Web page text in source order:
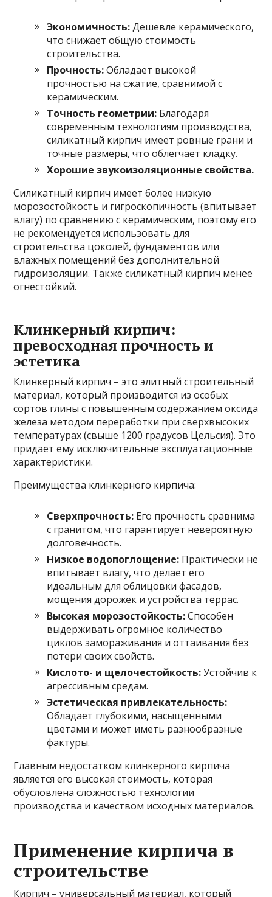
Экономичность:Дешевле керамического,
что снижает общую стоимость
строительства.
Прочность:Обладает высокой
прочностью на сжатие, сравнимой с
керамическим.
Точность геометрии: Благодаря
современным технологиям производства,
силикатный кирпич имеет ровные грани и
точные размеры, что облегчает кладку.
Хорошие звукоизоляционные свойства.
Силикатный кирпич имеет более низкую
морозостойкость и гигроскопичность (впитывает
влагу) по сравнению с керамическим, поэтому его
не рекомендуется использовать для
строительства цоколей, фундаментов или
влажных помещений без дополнительной
гидроизоляции. Также силикатный кирпич менее
огнестойкий.
Клинкерный кирпич:
превосходная прочность и
эстетика
Клинкерный кирпич – это элитный строительный
материал, который производится из особых
сортов глины с повышенным содержанием оксида
железа методом переработки при сверхвысоких
температурах (свыше 1200 градусов Цельсия). Это
придает ему исключительные эксплуатационные
характеристики.
Преимущества клинкерного кирпича:
Сверхпрочность: Его прочность сравнима
с гранитом, что гарантирует невероятную
долговечность.
Низкое водопоглощение: Практически не
впитывает влагу, что делает его
идеальным для облицовки фасадов,
мощения дорожек и устройства террас.
Высокая морозостойкость:Способен
выдерживать огромное количество
циклов замораживания и оттаивания без
потери своих свойств.
Кислото- и щелочестойкость:Устойчив к
агрессивным средам.
Эстетическая привлекательность:
Обладает глубокими, насыщенными
цветами и может иметь разнообразные
фактуры.
Главным недостатком клинкерного кирпича
является его высокая стоимость, которая
обусловлена сложностью технологии
производства и качеством исходных материалов.
Применение кирпича в
строительстве
Кирпич – универсальный материал, который